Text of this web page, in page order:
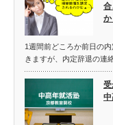
合
1週間前どころか前日の
きますが、内定辞退の連